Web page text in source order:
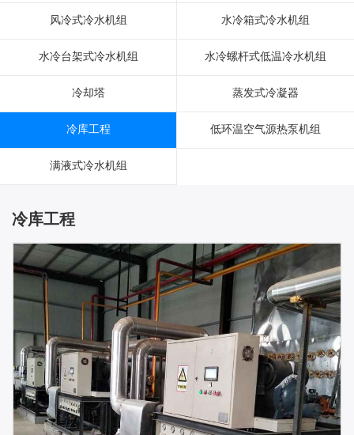
风冷式冷水机组 水冷箱式冷水机组
水冷台架式冷水机组 水冷螺杆式低温冷水机组
冷却塔 蒸发式冷凝器
冷库工程 低环温空气源热泵机组
满液式冷水机组
冷库工程